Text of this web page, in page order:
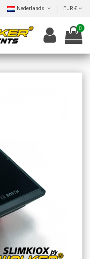
Nederlands EUR €
0